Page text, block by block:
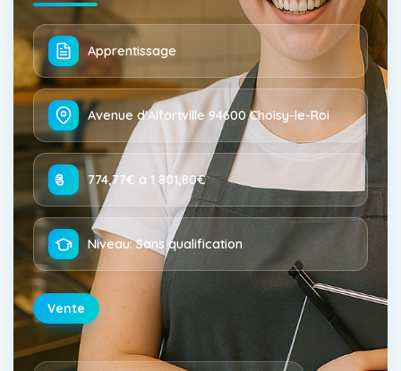
Apprentissage
Avenue d'Alfortville 94600 Choisy-le-Roi
774,77€ à 1 801,80€
Niveau: Sans qualification
Vente